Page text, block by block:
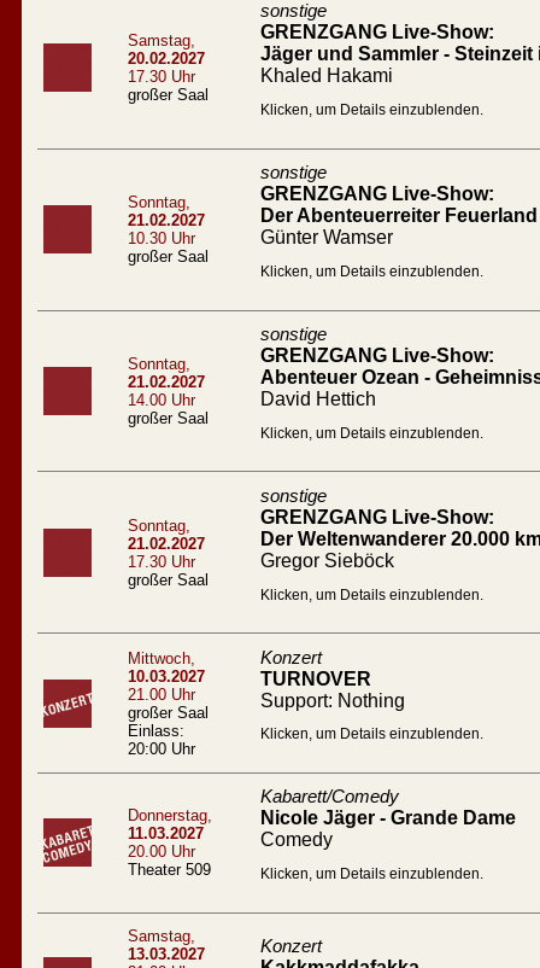
Samstag,
20.02.2027
17.30 Uhr
großer Saal
sonstige
GRENZGANG Live-Show:
Jäger und Sammler -
Khaled Hakami
Klicken, um Details einzublenden.
Sonntag,
21.02.2027
10.30 Uhr
großer Saal
sonstige
GRENZGANG Live-Show:
Der Abenteuerreiter
Günter Wamser
Klicken, um Details einzublenden.
Sonntag,
21.02.2027
14.00 Uhr
großer Saal
sonstige
GRENZGANG Live-Show:
Abenteuer Ozean -
David Hettich
Klicken, um Details einzublenden.
Sonntag,
21.02.2027
17.30 Uhr
großer Saal
sonstige
GRENZGANG Live-Show:
Der Weltenwanderer 20.000
Gregor Sieböck
Klicken, um Details einzublenden.
Mittwoch,
10.03.2027
21.00 Uhr
großer Saal
Einlass:
20:00 Uhr
Konzert
TURNOVER
Support: Nothing
Klicken, um Details einzublenden.
Donnerstag,
11.03.2027
20.00 Uhr
Theater 509
Kabarett/Comedy
Nicole Jäger - Grande Dame
Comedy
Klicken, um Details einzublenden.
Samstag,
13.03.2027
Konzert